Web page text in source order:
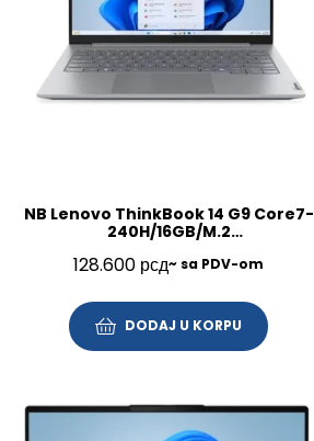
NB Lenovo ThinkBook 14 G9 Core7-
240H/16GB/M.2
128.600 рсд~ sa PDV-om
DODAJ U KORPU